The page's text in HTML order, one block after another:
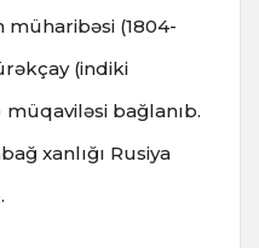
müharibəsi (1804-
(indiki
bağlanıb.
xanlığı Rusiya